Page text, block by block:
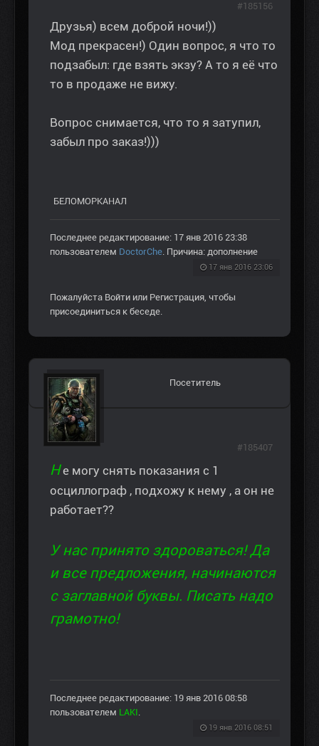
Друзья) всем доброй ночи!))
Мод прекрасен!) Один вопрос, я что то
подзабыл: где взять экзу? А то я её что
то в продаже не вижу.
Вопрос снимается, что то я затупил,
забыл про заказ!)))
БЕЛОМОРКАНАЛ
Последнее редактирование: 17 янв 2016 23:38
пользователем DoctorChe. Причина: дополнение
17 янв 2016 23:06
#185156
Пожалуйста Войти или Регистрация, чтобы
присоединиться к беседе.
Посетитель
Н е могу снять показания с 1
осциллограф , подхожу к нему , а он не
работает??
У нас принято здороваться! Да
и все предложения, начинаются
с заглавной буквы. Писать надо
грамотно!
Последнее редактирование: 19 янв 2016 08:58
пользователем LAKI.
19 янв 2016 08:51
#185407